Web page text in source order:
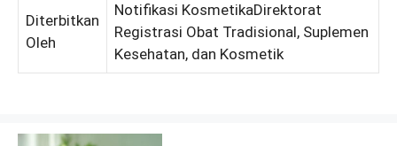
Diterbitkan
Oleh
Notifikasi KosmetikaDirektorat
Registrasi Obat Tradisional, Suplemen
Kesehatan, dan Kosmetik